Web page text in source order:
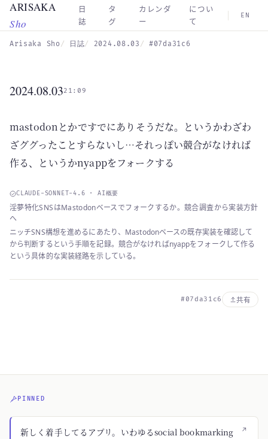
Skip to main content
ARISAKA
Sho
日
誌
タ
グ
カレンダ
ー
につい
て
EN
Arisaka Sho 日誌 2024.08.03 #07da31c6
2024.08.0321:09
mastodonとかですでにありそうだな。というかわざわ
ざググったことすらないし…それっぽい競合がなければ
作る、というかnyappをフォークする
CLAUDE-SONNET-4.6 · AI概要
淫夢特化SNSはMastodonベースでフォークするか。競合調査から実装方針
へ
ニッチSNS構想を進めるにあたり、Mastodonベースの既存実装を確認して
から判断するという手順を記録。競合がなければnyappをフォークして作る
という具体的な実装経路を示している。
#07da31c6 共有
PINNED
↗
新しく着手してるアプリ。いわゆるsocial bookmarking